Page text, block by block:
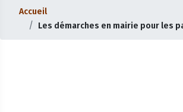
Accueil
Les démarches en mairie pour les